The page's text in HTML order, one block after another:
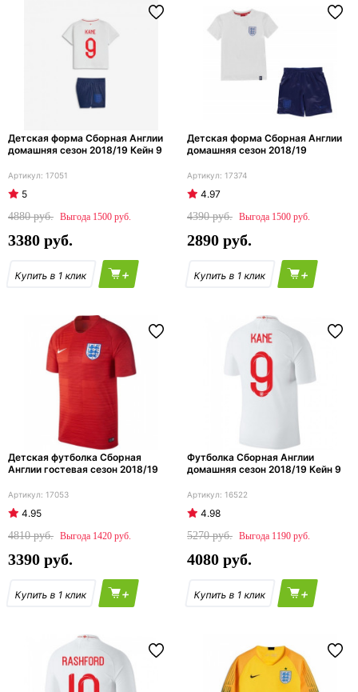
Детская форма Сборная Англии
домашняя сезон 2018/19 Кейн 9
17051
5
4880
1500
3380
+
Детская форма Сборная Англии
домашняя сезон 2018/19
17374
4.97
4390
1500
2890
+
Детская футболка Сборная
Англии гостевая сезон 2018/19
17053
4.95
4810
1420
3390
+
Футболка Сборная Англии
домашняя сезон 2018/19 Кейн 9
16522
4.98
5270
1190
4080
+